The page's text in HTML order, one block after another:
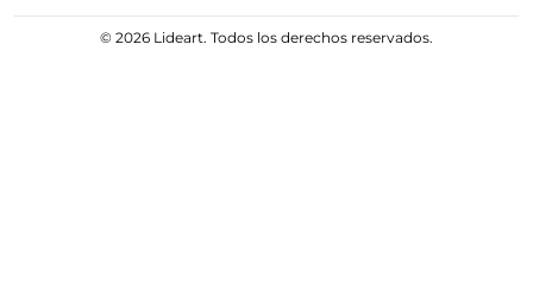
© 2026 Lideart. Todos los derechos reservados.